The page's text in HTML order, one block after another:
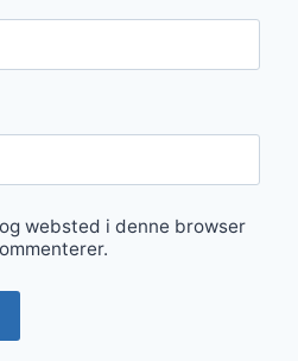
websted i denne browser